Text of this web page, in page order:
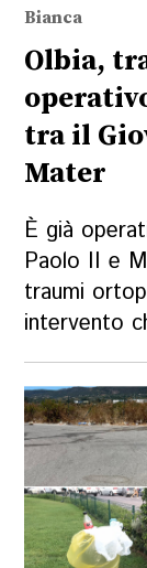
Bianca
Olbia,
tra il
Mater
È già
Paolo II e
traumi
intervento